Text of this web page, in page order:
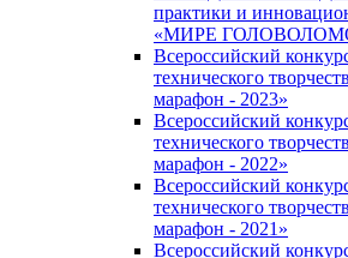
практики и
«МИРЕ
Всероссийский
технического
марафон - 2023»
Всероссийский
технического
марафон - 2022»
Всероссийский
технического
марафон - 2021»
Всероссийский